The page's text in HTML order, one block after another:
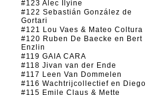
#123 Alec Ilyine
#122 Sebastián González de
Gortari
#121 Lou Vaes & Mateo Coltura
#120 Ruben De Baecke en Bert
Enzlin
#119 GAIA CARA
#118 Jivan van der Ende
#117 Leen Van Dommelen
#116 Wachtrijcollectief en Diego
#115 Emile Claus & Mette